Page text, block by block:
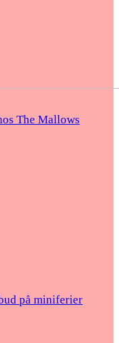
The Mallows
på miniferier